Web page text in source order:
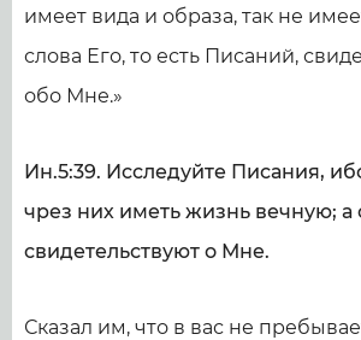
имеет вида и образа, так не
слова Его, то есть Писаний,
обо Мне.»
Ин.5:39. Исследуйте Писания,
чрез них иметь жизнь вечную; а
свидетельствуют о Мне.
Сказал им, что в вас не